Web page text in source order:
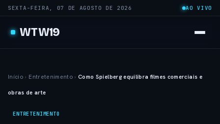
SEXTA-FEIRA, 07 DE AGOSTO DE 2026 AO VIVO
WTW19
Início › Entretenimento › Como Spielberg equilibra filmes comerciais e
obras de arte
ENTRETENIMENTO